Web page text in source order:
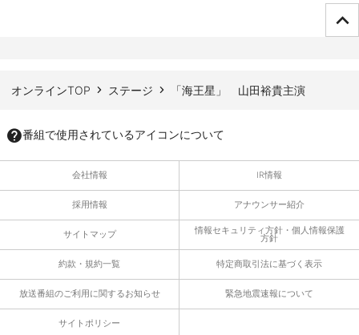
オンラインTOP ステージ 「海王星」 山田裕貴主演
番組で使用されているアイコンについて
会社情報 IR情報
採用情報 アナウンサー紹介
サイトマップ 情報セキュリティ方針・個人情報保護
方針
約款・規約一覧 特定商取引法に基づく表示
放送番組のご利用に関するお知らせ 緊急地震速報について
サイトポリシー